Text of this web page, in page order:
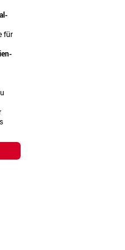
für